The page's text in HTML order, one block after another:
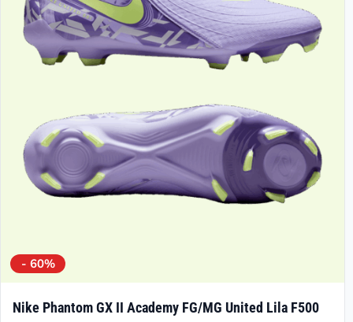
- 60%
Nike Phantom GX II Academy FG/MG United Lila F500